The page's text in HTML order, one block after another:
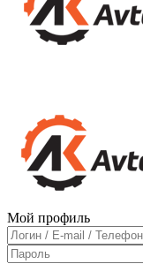
Мой профиль